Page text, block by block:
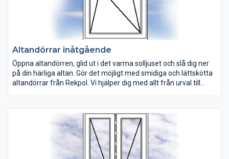
Altandörrar inåtgående
Öppna altandörren, glid ut i det varma solljuset och slå dig ner
på din härliga altan. Gör det möjligt med smidiga och lättskötta
altandörrar från Rekpol. Vi hjälper dig med allt från urval till
öppnas i överkant. Altandörr helglas eller med standard
bröstning av vit PVC. Kan beställas som vänster- eller